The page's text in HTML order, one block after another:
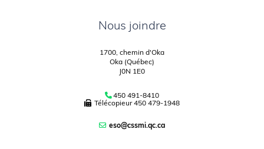
Nous joindre
1700, chemin d'Oka
Oka (Québec)
J0N 1E0
450 491-8410
Télécopieur450 479-1948
eso@cssmi.qc.ca